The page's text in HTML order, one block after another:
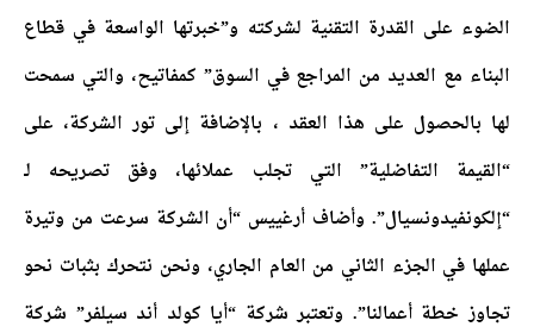
الضوء على القدرة التقنية لشركته و”خبرتها الواسعة في قطاع
البناء مع العديد من المراجع في السوق” كمفاتيح، والتي سمحت
لها بالحصول على هذا العقد ، بالإضافة إلى تور الشركة، على
“القيمة التفاضلية” التي تجلب عملائها، وفق تصريحه لـ
“إلكونفيدونسيال”. وأضاف أرغييس “أن الشركة سرعت من وتيرة
عملها في الجزء الثاني من العام الجاري، ونحن نتحرك بثبات نحو
تجاوز خطة أعمالنا”. وتعتبر شركة “أيا كولد أند سيلفر” شركة